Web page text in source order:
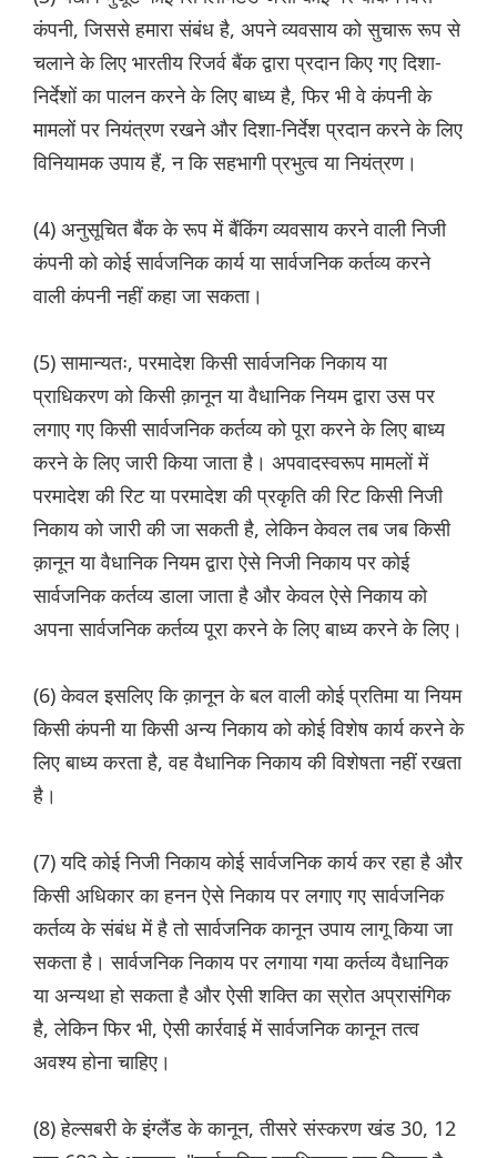
कंपनी, जिससे हमारा संबंध है, अपने व्यवसाय को सुचारू रूप से
चलाने के लिए भारतीय रिजर्व बैंक द्वारा प्रदान किए गए दिशा-
निर्देशों का पालन करने के लिए बाध्य है, फिर भी वे कंपनी के
मामलों पर नियंत्रण रखने और दिशा-निर्देश प्रदान करने के लिए
विनियामक उपाय हैं, न कि सहभागी प्रभुत्व या नियंत्रण।
(4) अनुसूचित बैंक के रूप में बैंकिंग व्यवसाय करने वाली निजी
कंपनी को कोई सार्वजनिक कार्य या सार्वजनिक कर्तव्य करने
वाली कंपनी नहीं कहा जा सकता।
(5) सामान्यतः, परमादेश किसी सार्वजनिक निकाय या
प्राधिकरण को किसी क़ानून या वैधानिक नियम द्वारा उस पर
लगाए गए किसी सार्वजनिक कर्तव्य को पूरा करने के लिए बाध्य
करने के लिए जारी किया जाता है। अपवादस्वरूप मामलों में
परमादेश की रिट या परमादेश की प्रकृति की रिट किसी निजी
निकाय को जारी की जा सकती है, लेकिन केवल तब जब किसी
क़ानून या वैधानिक नियम द्वारा ऐसे निजी निकाय पर कोई
सार्वजनिक कर्तव्य डाला जाता है और केवल ऐसे निकाय को
अपना सार्वजनिक कर्तव्य पूरा करने के लिए बाध्य करने के लिए।
(6) केवल इसलिए कि क़ानून के बल वाली कोई प्रतिमा या नियम
किसी कंपनी या किसी अन्य निकाय को कोई विशेष कार्य करने के
लिए बाध्य करता है, वह वैधानिक निकाय की विशेषता नहीं रखता
है।
(7) यदि कोई निजी निकाय कोई सार्वजनिक कार्य कर रहा है और
किसी अधिकार का हनन ऐसे निकाय पर लगाए गए सार्वजनिक
कर्तव्य के संबंध में है तो सार्वजनिक कानून उपाय लागू किया जा
सकता है। सार्वजनिक निकाय पर लगाया गया कर्तव्य वैधानिक
या अन्यथा हो सकता है और ऐसी शक्ति का स्रोत अप्रासंगिक
है, लेकिन फिर भी, ऐसी कार्रवाई में सार्वजनिक कानून तत्व
अवश्य होना चाहिए।
(8) हेल्सबरी के इंग्लैंड के कानून, तीसरे संस्करण खंड 30, 12